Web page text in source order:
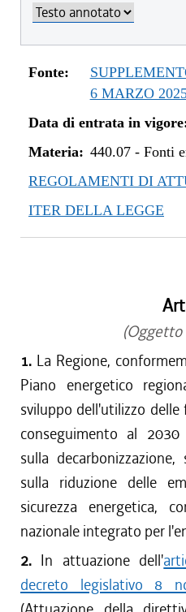
Fonte:
6 MARZO
Data di entrata in
Materia: 440.07- Fonti
REGOLAMENTI DI
ITER DELLA LEGGE
(Oggetto
1. La Regione,
Piano energetico
sviluppo dell'utilizzo
conseguimento al
sulla decarbonizzazione,
sulla riduzione delle
sicurezza energetica,
nazionale integrato per
2. In attuazione dell'
decreto legislativo 8